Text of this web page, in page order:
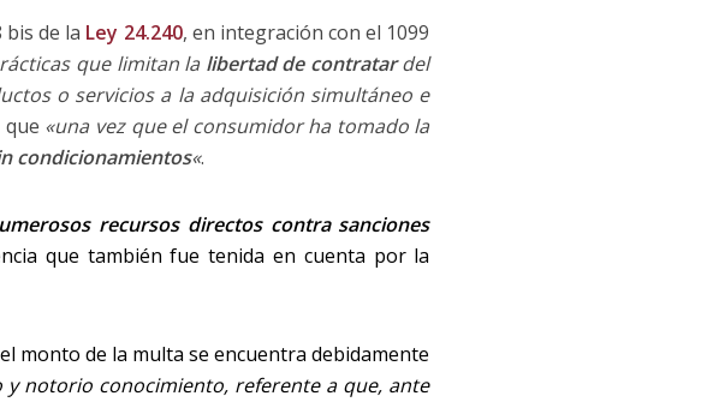
de la Ley 24.240, en integración con el 1099
que limitan la libertad de contratardel
o servicios a la adquisición simultáneo e
que «una vez que el consumidor ha tomado la
condicionamientos«.
recursos directos contra sanciones
que también fue tenida en cuenta por la
monto de la multa se encuentra debidamente
notorio conocimiento, referente a que, ante